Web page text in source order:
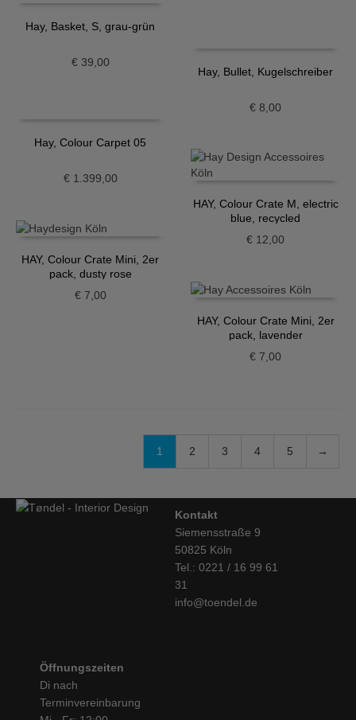
Hay, Basket, S, grau-grün
€39,00
Hay, Bullet, Kugelschreiber
€ 8,00
Hay, Colour Carpet 05
€1.399,00
HAY, Colour Crate M, electric
blue, recycled
€ 12,00
HAY, Colour Crate Mini, 2er
pack, dusty rose
€7,00
HAY, Colour Crate Mini, 2er
pack, lavender
€ 7,00
1 2 3 4 5 →
Kontakt
Siemensstraße 9
50825 Köln
Tel.: 0221 / 16 99 61
31
info@toendel.de
Öffnungszeiten
Di nach
Terminvereinbarung